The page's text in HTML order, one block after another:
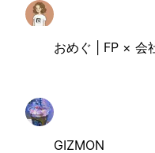
おめぐ | FP × 会
GIZMON